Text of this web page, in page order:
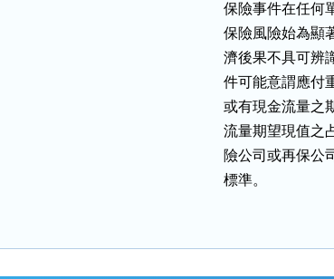
保險事件在任
保險風險始為
濟後果不具可
件可能意謂應
或有現金流量
流量期望現值
險公司或再保
    標準。